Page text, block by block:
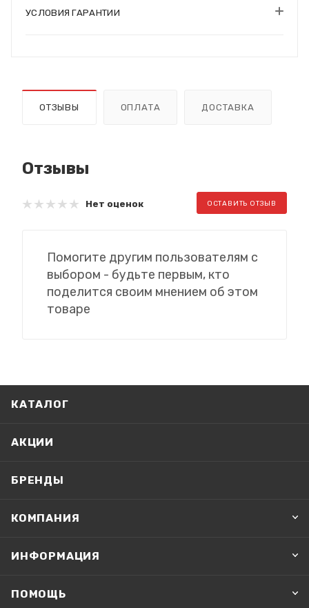
УСЛОВИЯ ГАРАНТИИ
ОТЗЫВЫ ОПЛАТА ДОСТАВКА
Отзывы
Нет оценок ОСТАВИТЬ ОТЗЫВ
Помогите другим пользователям с
выбором - будьте первым, кто
поделится своим мнением об этом
товаре
КАТАЛОГ
АКЦИИ
БРЕНДЫ
КОМПАНИЯ
ИНФОРМАЦИЯ
ПОМОЩЬ